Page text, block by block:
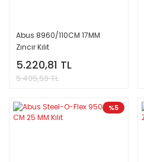
Abus 8960/110CM 17MM
Zıncır Kılıt
5.220,81 TL
5.495,59 TL
%5